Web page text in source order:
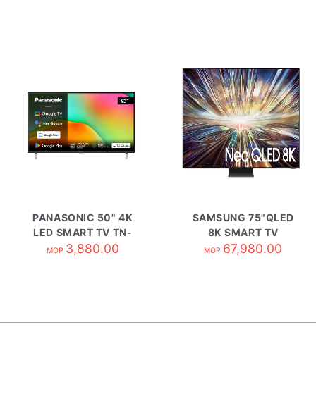
PANASONIC 50" 4K
LED SMART TV TN-
50W70BGH
MOP 3,880.00
SAMSUNG 75"QLED
8K SMART TV
QA75QN800DJXZK
MOP 67,980.00